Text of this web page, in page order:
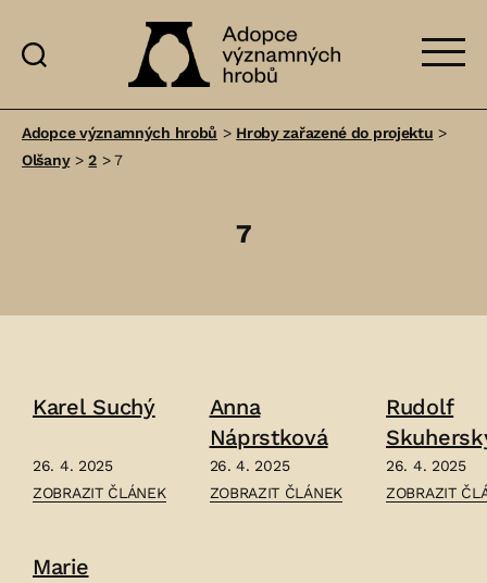
významných
Adopce významných hrobů > Hroby zařazené do projektu >
Olšany>2 >7
7
Karel Suchý
26. 4. 2025
ČLÁNEK:
–
ZOBRAZIT ČLÁNEK
Anna
Náprstková
26. 4. 2025
ČLÁNEK:
ZOBRAZIT ČLÁNEK
Rudolf
26. 4. 2025
ČLÁNEK:
ZOBRAZIT
Marie